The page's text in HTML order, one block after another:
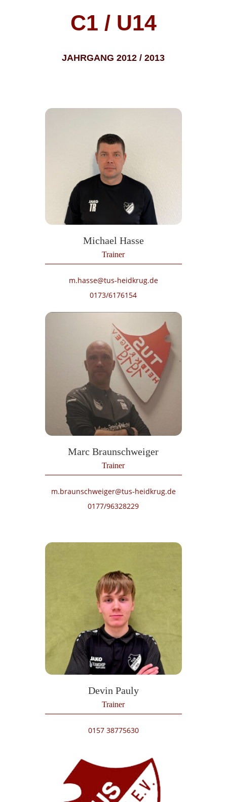
C1 / U14
JAHRGANG 2012 / 2013
Michael Hasse
Trainer
m.hasse@tus-heidkrug.de
0173/6176154
Marc Braunschweiger
Trainer
m.braunschweiger@tus-heidkrug.de
0177/96328229
Devin Pauly
Trainer
0157 38775630